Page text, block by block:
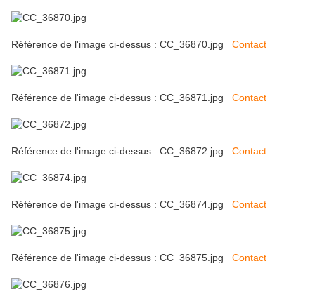
Référence de l'image ci-dessus : CC_36870.jpg Contact
Référence de l'image ci-dessus : CC_36871.jpg Contact
Référence de l'image ci-dessus : CC_36872.jpg Contact
Référence de l'image ci-dessus : CC_36874.jpg Contact
Référence de l'image ci-dessus : CC_36875.jpg Contact